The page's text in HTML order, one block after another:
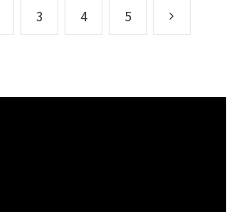
3 4 5